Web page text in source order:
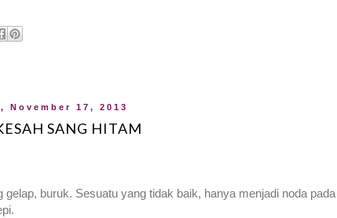
November 17, 2013
SANG HITAM
buruk. Sesuatu yang tidak baik, hanya menjadi noda pada